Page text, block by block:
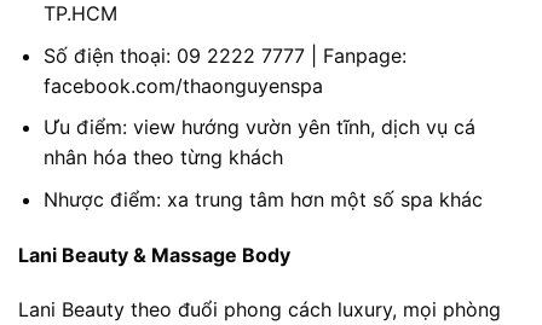
TP.HCM
Số điện thoại: 09 2222 7777 | Fanpage:
facebook.com/thaonguyenspa
Ưu điểm: view hướng vườn yên tĩnh, dịch vụ cá
nhân hóa theo từng khách
Nhược điểm: xa trung tâm hơn một số spa khác
Lani Beauty & Massage Body
Lani Beauty theo đuổi phong cách luxury, mọi phòng